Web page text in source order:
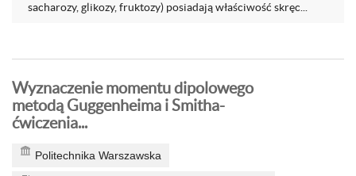
sacharozy, glikozy, fruktozy) posiadają właściwość skręc...
Wyznaczenie momentu dipolowego
metodą Guggenheima i Smitha-
ćwiczenia...
Politechnika Warszawska